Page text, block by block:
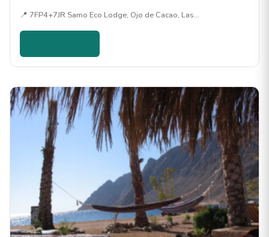
📍 7FP4+7JR Samo Eco Lodge, Ojo de Cacao, Las…